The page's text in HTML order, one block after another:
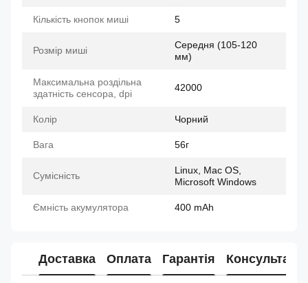
Кількість кнопок миші 5
Розмір миші
Середня (105-120
мм)
Максимальна роздільна
здатність сенсора, dpi
42000
Колір Чорний
Вага 56г
Сумісність
Linux, Mac OS,
Microsoft Windows
Ємність акумулятора 400 mAh
Доставка Оплата Гарантія Консультація